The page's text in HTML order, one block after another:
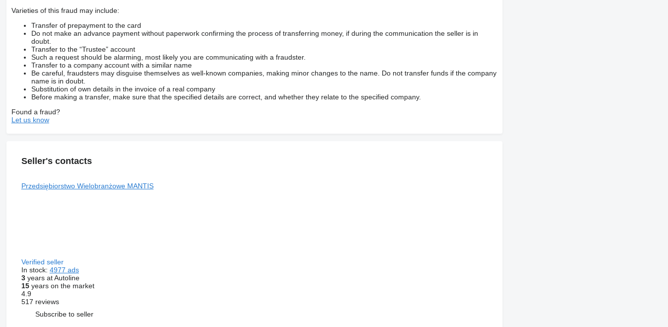
Varieties of this fraud may include:
Transfer of prepayment to the card
Do not make an advance payment without paperwork confirming the process of transferring money, if during the communication the seller is in
doubt.
Transfer to the “Trustee” account
Such a request should be alarming, most likely you are communicating with a fraudster.
Transfer to a company account with a similar name
Be careful, fraudsters may disguise themselves as well-known companies, making minor changes to the name. Do not transfer funds if the company
name is in doubt.
Substitution of own details in the invoice of a real company
Before making a transfer, make sure that the specified details are correct, and whether they relate to the specified company.
Found a fraud?
Let us know
Seller's contacts
Przedsiębiorstwo Wielobranżowe MANTIS
Verified seller
In stock: 4977 ads
3years at Autoline
15years on the market
4.9
517 reviews
Subscribe to seller